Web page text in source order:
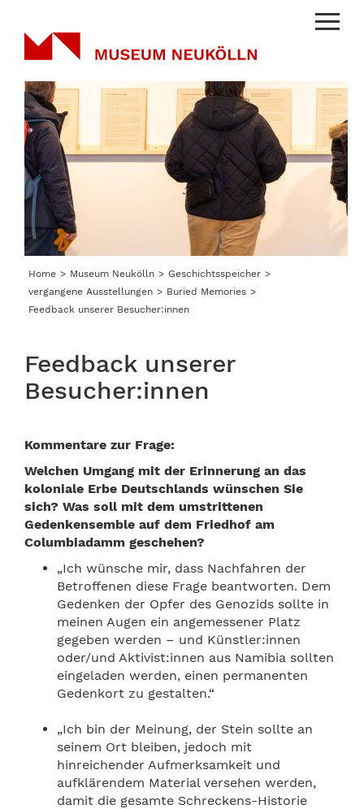
Menu
Home Museum Neukölln
Geschichtsspeicher
vergangene Ausstellungen
Buried Memories
Feedback unserer Besucher:innen
Feedback unserer
Besucher:innen
Kommentare zur Frage:
Welchen Umgang mit der Erinnerung an das
koloniale Erbe Deutschlands wünschen Sie
sich? Was soll mit dem umstrittenen
Gedenkensemble auf dem Friedhof am
Columbiadamm geschehen?
„Ich wünsche mir, dass Nachfahren der
Betroffenen diese Frage beantworten. Dem
Gedenken der Opfer des Genozids sollte in
meinen Augen ein angemessener Platz
gegeben werden – und Künstler:innen
oder/und Aktivist:innen aus Namibia sollten
eingeladen werden, einen permanenten
Gedenkort zu gestalten.“
„Ich bin der Meinung, der Stein sollte an
seinem Ort bleiben, jedoch mit
hinreichender Aufmerksamkeit und
aufklärendem Material versehen werden,
damit die gesamte Schreckens-Historie